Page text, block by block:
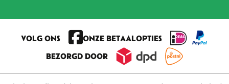
VOLG ONS
ONZE BETAALOPTIES
BEZORGD DOOR